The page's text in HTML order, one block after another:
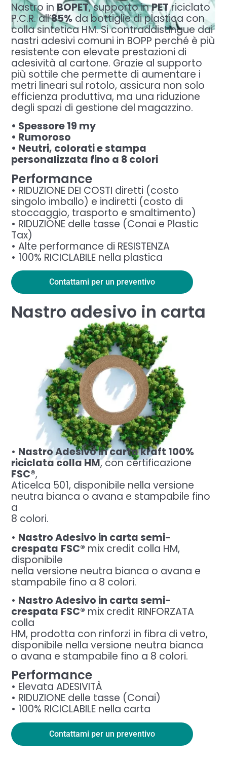
Nastro in BOPET, supporto inPETriciclato
P.C.R. all’85% da bottiglie di plastica con
colla sintetica HM. Si contraddistingue dai
nastri adesivi comuni in BOPP perché è più
resistente con elevate prestazioni di
adesività al cartone. Grazie al supporto
più sottile che permette di aumentare i
metri lineari sul rotolo, assicura non solo
efficienza produttiva, ma una riduzione
degli spazi di gestione del magazzino.
• Spessore 19 my
• Rumoroso
• Neutri, colorati e stampa
personalizzata fino a 8 colori
Performance
• RIDUZIONE DEI COSTI diretti (costo
singolo imballo) e indiretti (costo di
stoccaggio, trasporto e smaltimento)
• RIDUZIONE delle tasse (Conai e Plastic
Tax)
• Alte performance di RESISTENZA
• 100% RICICLABILE nella plastica
Contattami per un preventivo
Nastro adesivo in carta
• Nastro Adesivo in carta kraft 100%
riciclata colla HM, con certificazione
FSC®,
Aticelca 501, disponibile nella versione
neutra bianca o avana e stampabile fino
a
8 colori.
• Nastro Adesivo in carta semi-
crespata FSC® mix credit colla HM,
disponibile
nella versione neutra bianca o avana e
stampabile fino a 8 colori.
• Nastro Adesivo in carta semi-
crespata FSC® mix credit RINFORZATA
colla
HM, prodotta con rinforzi in fibra di vetro,
disponibile nella versione neutra bianca
o avana e stampabile fino a 8 colori.
Performance
• Elevata ADESIVITÀ
• RIDUZIONE delle tasse (Conai)
• 100% RICICLABILE nella carta
Contattami per un preventivo